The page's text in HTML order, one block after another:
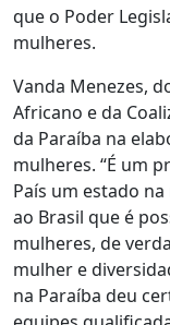
que o Poder
mulheres.
Vanda Menezes,
Africano e da
da Paraíba na
mulheres. “É um
País um estado
ao Brasil que é
mulheres, de
mulher e
na Paraíba deu